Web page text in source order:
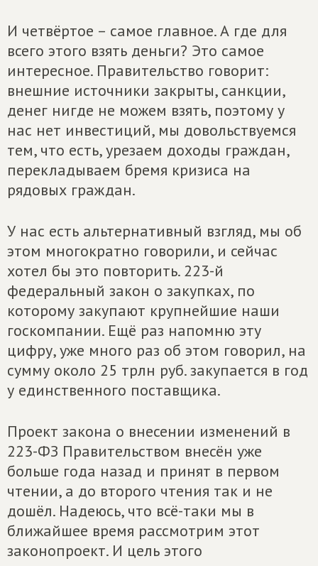
И четвёртое – самое главное. А где для
всего этого взять деньги? Это самое
интересное. Правительство говорит:
внешние источники закрыты, санкции,
денег нигде не можем взять, поэтому у
нас нет инвестиций, мы довольствуемся
тем, что есть, урезаем доходы граждан,
перекладываем бремя кризиса на
рядовых граждан.
У нас есть альтернативный взгляд, мы об
этом многократно говорили, и сейчас
хотел бы это повторить. 223-й
федеральный закон о закупках, по
которому закупают крупнейшие наши
госкомпании. Ещё раз напомню эту
цифру, уже много раз об этом говорил, на
сумму около 25 трлн руб. закупается в год
у единственного поставщика.
Проект закона о внесении изменений в
223-ФЗ Правительством внесён уже
больше года назад и принят в первом
чтении, а до второго чтения так и не
дошёл. Надеюсь, что всё-таки мы в
ближайшее время рассмотрим этот
законопроект. И цель этого